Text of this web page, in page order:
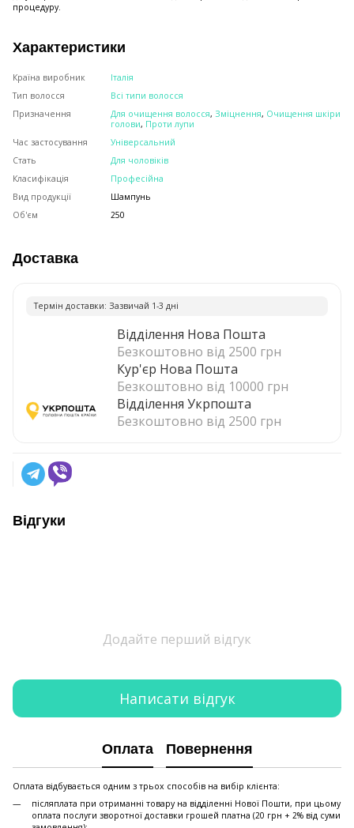
процедуру.
Характеристики
Країна виробник
Італія
Тип волосся
Всі типи волосся
Призначення
Для очищення волосся, Зміцнення, Очищення шкіри
голови, Проти лупи
Час застосування
Універсальний
Стать
Для чоловіків
Класифікація
Професійна
Вид продукції
Шампунь
Об'єм
250
Доставка
Термiн доставки: Зазвичай 1-3 днi
Відділення Нова Пошта
Безкоштовно від 2500 грн
Кур'єр Нова Пошта
Безкоштовно від 10000 грн
Відділення Укрпошта
Безкоштовно від 2500 грн
Відгуки
Додайте перший відгук
Написати відгук
Оплата Повернення
Оплата відбувається одним з трьох способів на вибір клієнта:
післяплата при отриманні товару на відділенні Нової Пошти, при цьому
оплата послуги зворотної доставки грошей платна (20 грн + 2% від суми